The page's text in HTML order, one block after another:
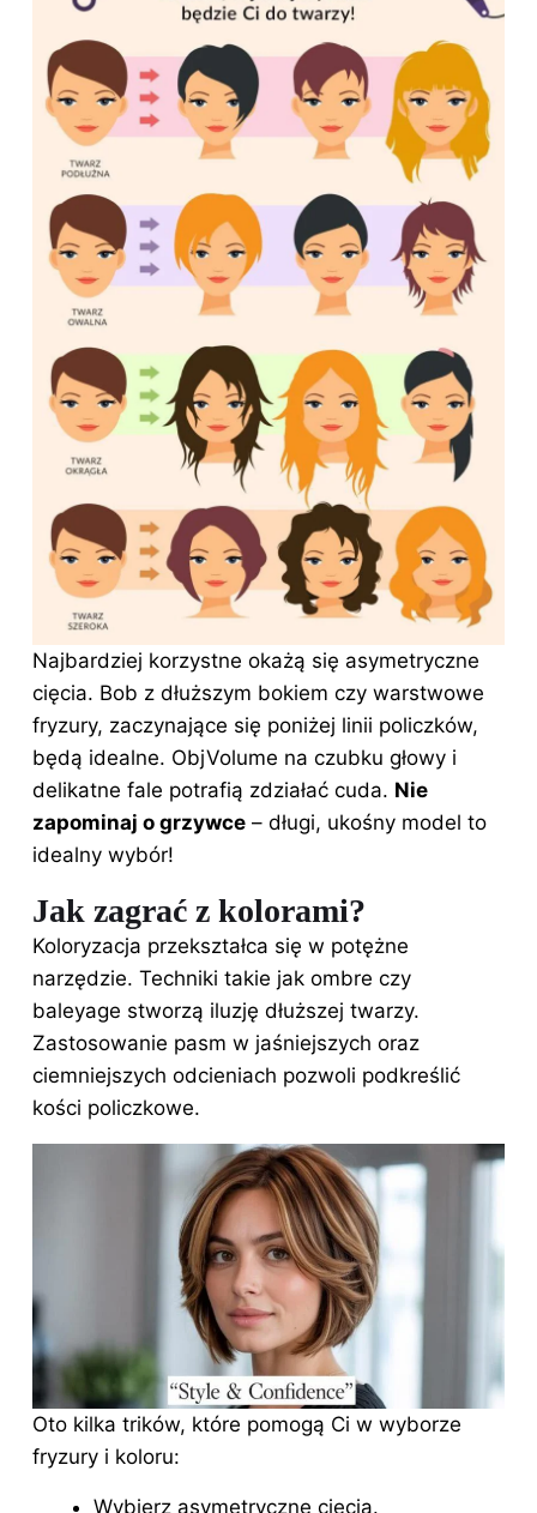
Najbardziej korzystne okażą się asymetryczne
cięcia. Bob z dłuższym bokiem czy warstwowe
fryzury, zaczynające się poniżej linii policzków,
będą idealne. ObjVolume na czubku głowy i
delikatne fale potrafią zdziałać cuda. Nie
zapominaj o grzywce – długi, ukośny model to
idealny wybór!
Jak zagrać z kolorami?
Koloryzacja przekształca się w potężne
narzędzie. Techniki takie jak ombre czy
baleyage stworzą iluzję dłuższej twarzy.
Zastosowanie pasm w jaśniejszych oraz
ciemniejszych odcieniach pozwoli podkreślić
kości policzkowe.
Oto kilka trików, które pomogą Ci w wyborze
fryzury i koloru:
Wybierz asymetryczne cięcia.